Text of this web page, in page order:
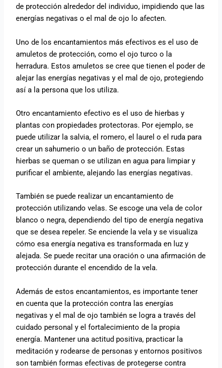
de protección alrededor del individuo, impidiendo que las
energías negativas o el mal de ojo lo afecten.
Uno de los encantamientos más efectivos es el uso de
amuletos de protección, como el ojo turco o la
herradura. Estos amuletos se cree que tienen el poder de
alejar las energías negativas y el mal de ojo, protegiendo
así a la persona que los utiliza.
Otro encantamiento efectivo es el uso de hierbas y
plantas con propiedades protectoras. Por ejemplo, se
puede utilizar la salvia, el romero, el laurel o el ruda para
crear un sahumerio o un baño de protección. Estas
hierbas se queman o se utilizan en agua para limpiar y
purificar el ambiente, alejando las energías negativas.
También se puede realizar un encantamiento de
protección utilizando velas. Se escoge una vela de color
blanco o negra, dependiendo del tipo de energía negativa
que se desea repeler. Se enciende la vela y se visualiza
cómo esa energía negativa es transformada en luz y
alejada. Se puede recitar una oración o una afirmación de
protección durante el encendido de la vela.
Además de estos encantamientos, es importante tener
en cuenta que la protección contra las energías
negativas y el mal de ojo también se logra a través del
cuidado personal y el fortalecimiento de la propia
energía. Mantener una actitud positiva, practicar la
meditación y rodearse de personas y entornos positivos
son también formas efectivas de protegerse contra